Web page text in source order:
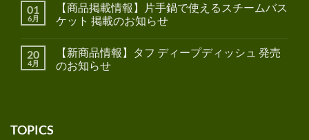
01
6月
【商品掲載情報】片手鍋で使えるスチームバス
ケット 掲載のお知らせ
20
4月
【新商品情報】タフ ディープディッシュ 発売
のお知らせ
TOPICS